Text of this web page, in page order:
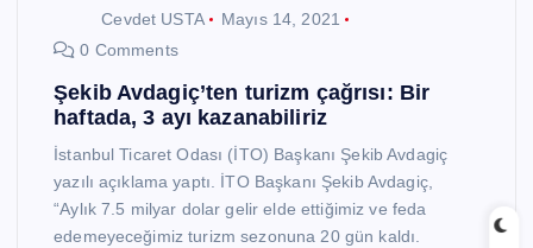
Cevdet USTA
Mayıs 14, 2021
0 Comments
Şekib Avdagiç’ten turizm çağrısı: Bir
haftada, 3 ayı kazanabiliriz
İstanbul Ticaret Odası (İTO) Başkanı Şekib Avdagiç
yazılı açıklama yaptı. İTO Başkanı Şekib Avdagiç,
“Aylık 7.5 milyar dolar gelir elde ettiğimiz ve feda
edemeyeceğimiz turizm sezonuna 20 gün kaldı.